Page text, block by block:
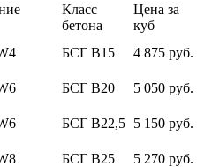
Класс
бетона
Цена за
куб
БСГ В15
4 875 руб.
БСГ В20
5 050 руб.
БСГ В22,5 5 150 руб.
БСГ В25
5 270 руб.